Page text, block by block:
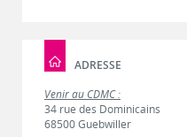
ADRESSE
Venir au CDMC :
34 rue des Dominicains
68500 Guebwiller